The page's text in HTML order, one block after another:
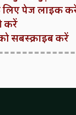
पेज लाइक
करें
सबस्क्राइब करें